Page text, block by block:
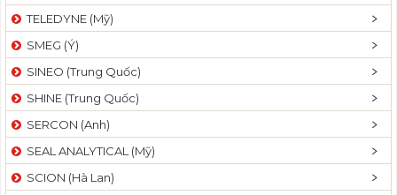
TELEDYNE (Mỹ)
SMEG (Ý)
SINEO (Trung Quốc)
SHINE (Trung Quốc)
SERCON (Anh)
SEAL ANALYTICAL (Mỹ)
SCION (Hà Lan)